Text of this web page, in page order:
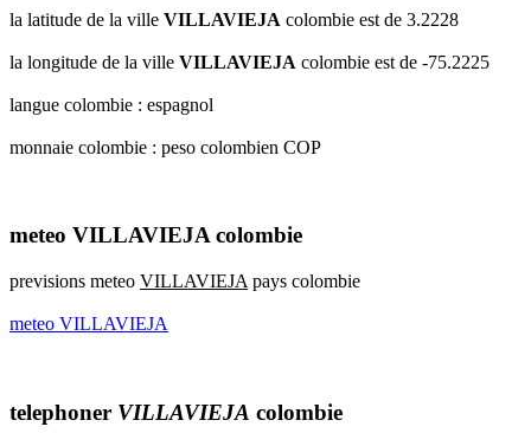
la latitude de la ville VILLAVIEJA colombie est de 3.2228
la longitude de la ville VILLAVIEJA colombie est de -75.2225
langue colombie : espagnol
monnaie colombie : peso colombien COP
meteo VILLAVIEJA colombie
previsions meteo VILLAVIEJA pays colombie
meteo VILLAVIEJA
telephoner VILLAVIEJA colombie